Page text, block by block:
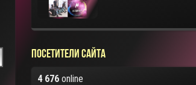
Посетители сайта
4 676online